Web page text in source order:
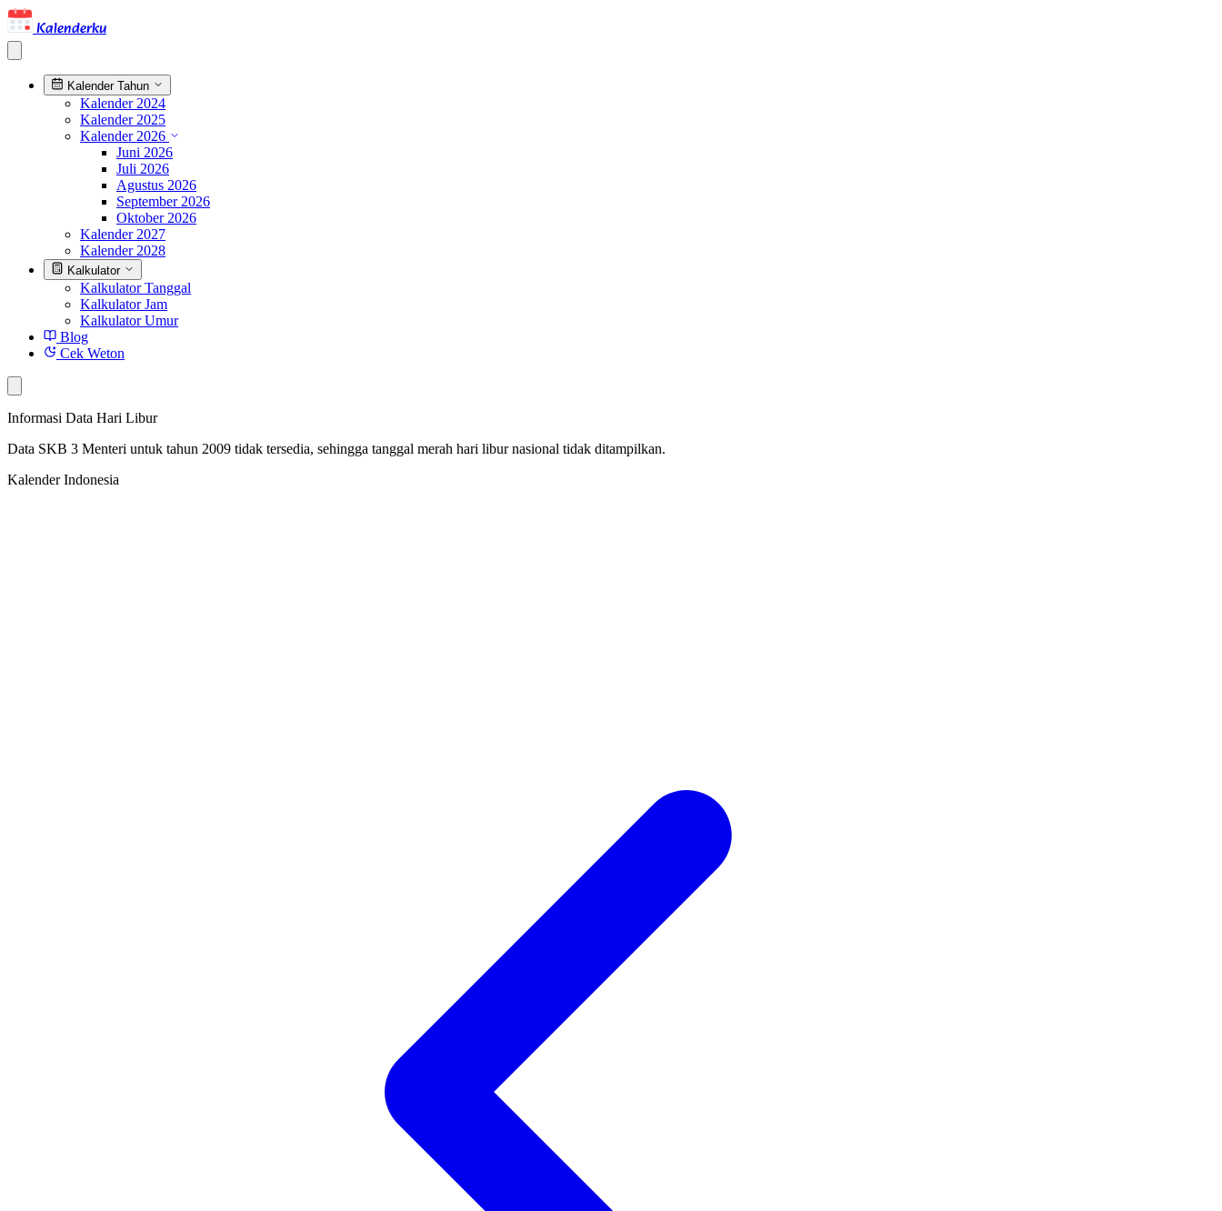
Kalenderku
Kalender Tahun
Kalender 2024
Kalender 2025
Kalender 2026
Juni 2026
Juli 2026
Agustus 2026
September 2026
Oktober 2026
Kalender 2027
Kalender 2028
Kalkulator
Kalkulator Tanggal
Kalkulator Jam
Kalkulator Umur
Blog
Cek Weton
Informasi Data Hari Libur
Data SKB 3 Menteri untuk tahun 2009 tidak tersedia, sehingga tanggal merah hari libur nasional tidak ditampilkan.
Kalender Indonesia